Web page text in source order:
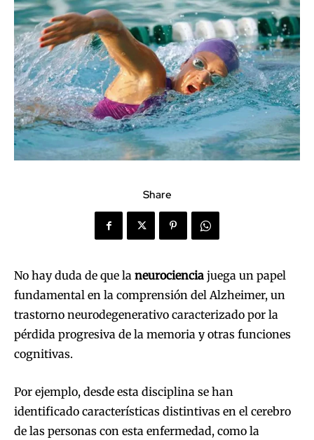
Share
No hay duda de que la neurociencia juega un papel
fundamental en la comprensión del Alzheimer, un
trastorno neurodegenerativo caracterizado por la
pérdida progresiva de la memoria y otras funciones
cognitivas.
Por ejemplo, desde esta disciplina se han
identificado características distintivas en el cerebro
de las personas con esta enfermedad, como la